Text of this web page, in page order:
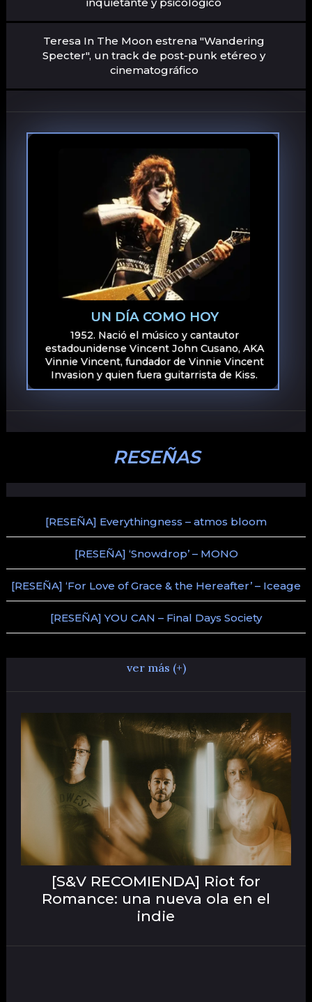
Teresa In The Moon estrena "Wandering
Specter", un track de post-punk etéreo y
cinematográfico
UN DÍA COMO HOY
1952. Nació el músico y cantautor
estadounidense Vincent John Cusano, AKA
Vinnie Vincent, fundador de Vinnie Vincent
Invasion y quien fuera guitarrista de Kiss.
RESEÑAS
[RESEÑA] Everythingness – atmos bloom
[RESEÑA] ‘Snowdrop’ – MONO
[RESEÑA] ‘For Love of Grace & the Hereafter’ – Iceage
[RESEÑA] YOU CAN – Final Days Society
ver más (+)
[S&V RECOMIENDA] Riot for
Romance: una nueva ola en el
indie